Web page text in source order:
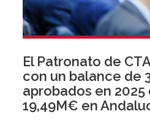
El Patronato de
con un balance de
aprobados en
19,49M€ en